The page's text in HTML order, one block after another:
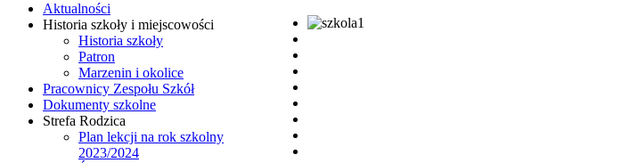
Aktualności
Historia szkoły i miejscowości
Historia szkoły
Patron
Marzenin i okolice
Pracownicy Zespołu Szkół
Dokumenty szkolne
Strefa Rodzica
Plan lekcji na rok szkolny
2023/2024